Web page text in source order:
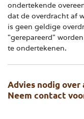
ondertekende
dat de overdracht af
is geen geldige
"gerepareerd"
te ondertekenen.
Advies nodig
Neem contact